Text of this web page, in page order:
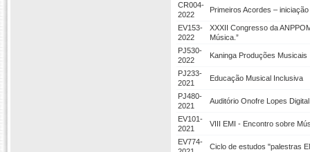
CR004-
2022
Primeiros Acordes –
EV153-
2022
XXXII Congresso da
Música.”
PJ530-
2022
Kaninga Produções Musicais
PJ233-
2021
Educação Musical Inclusiva
PJ480-
2021
Auditório Onofre Lopes
EV101-
2021
VIII EMI - Encontro sobre
EV774-
Ciclo de estudos "palestras